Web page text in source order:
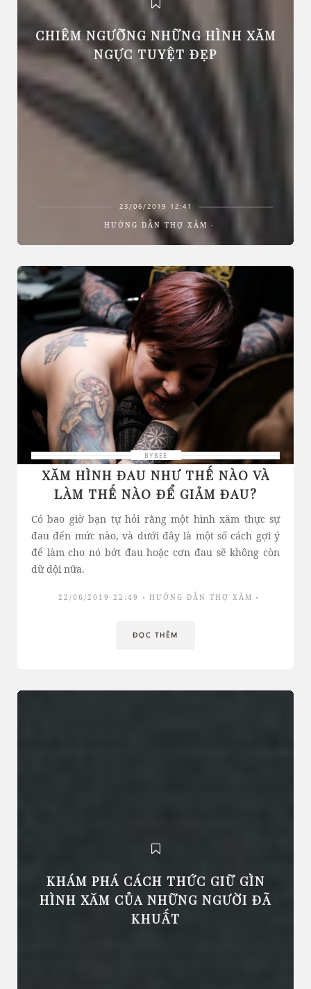
CHIÊM NGƯỠNG NHỮNG HÌNH XĂM
NGỰC TUYỆT ĐẸP
23/06/2019 12:41
HƯỚNG DẪN THỢ XĂM
BYBEE
XĂM HÌNH ĐAU NHƯ THẾ NÀO VÀ
LÀM THẾ NÀO ĐỂ GIẢM ĐAU?
Có bao giờ bạn tự hỏi rằng một hình xăm thực sự
đau đến mức nào, và dưới đây là một số cách gợi ý
để làm cho nó bớt đau hoặc cơn đau sẽ không còn
dữ dội nữa.
22/06/2019 22:49 HƯỚNG DẪN THỢ XĂM
ĐỌC THÊM
KHÁM PHÁ CÁCH THỨC GIỮ GÌN
HÌNH XĂM CỦA NHỮNG NGƯỜI ĐÃ
KHUẤT